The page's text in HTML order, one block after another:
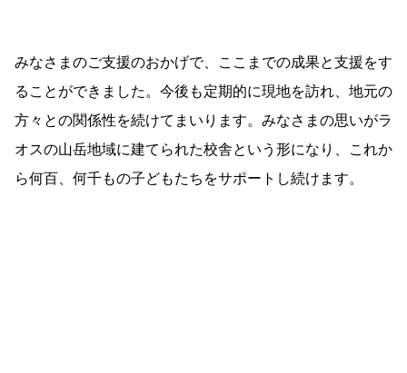
みなさまのご支援のおかげで、ここまでの成果と支援をす
ることができました。今後も定期的に現地を訪れ、地元の
方々との関係性を続けてまいります。みなさまの思いがラ
オスの山岳地域に建てられた校舎という形になり、これか
ら何百、何千もの子どもたちをサポートし続けます。